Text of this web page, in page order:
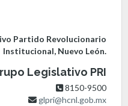
Partido Revolucionario
Institucional, Nuevo León.
Legislativo PRI
8150-9500
glpri@hcnl.gob.mx